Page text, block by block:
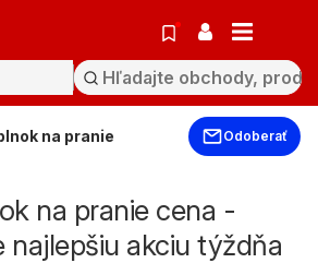
na pranie Odoberať
na pranie cena -
najlepšiu akciu týždňa